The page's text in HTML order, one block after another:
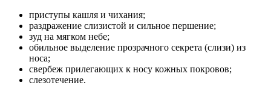
приступы кашля и чихания;
раздражение слизистой и сильное першение;
зуд на мягком небе;
обильное выделение прозрачного секрета (слизи) из
носа;
свербеж прилегающих к носу кожных покровов;
слезотечение.